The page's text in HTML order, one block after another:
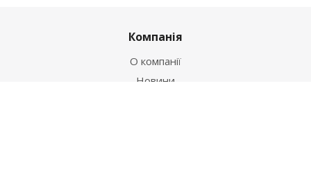
Компанія
О компанії
Новини